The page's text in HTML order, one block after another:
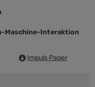
Maschine-Interaktion
Impuls Paper